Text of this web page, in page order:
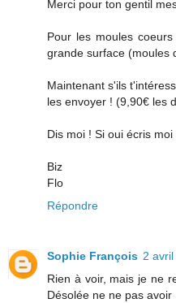
Merci pour ton gentil
Pour les moules
grande surface (moules
Maintenant s'ils
les envoyer ! (9,90€ les
Dis moi ! Si oui écris
Biz
Flo
Répondre
Sophie François 2
Rien à voir, mais je ne
Désolée ne ne pas